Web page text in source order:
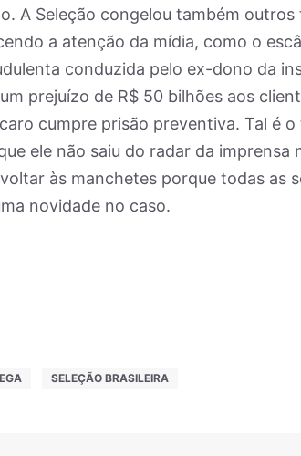
A Seleção congelou também outros
a atenção da mídia, como o
conduzida pelo ex-dono da
prejuízo de R$ 50 bilhões aos
cumpre prisão preventiva. Tal é
ele não saiu do radar da imprensa
às manchetes porque todas as
novidade no caso.
SELEÇÃO BRASILEIRA